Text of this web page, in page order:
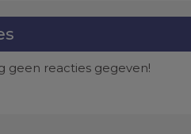
geen reacties gegeven!